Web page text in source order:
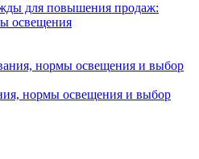
для повышения продаж:
освещения
нормы освещения и выбор